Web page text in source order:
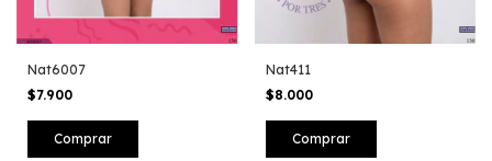
Nat6007
$7.900
Comprar
Nat411
$8.000